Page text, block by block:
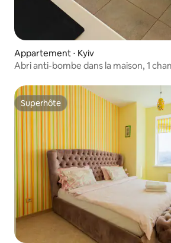
Appartement ⋅ Kyiv
Abri anti-bombe dans la maison, 1
Superhôte
Superhôte